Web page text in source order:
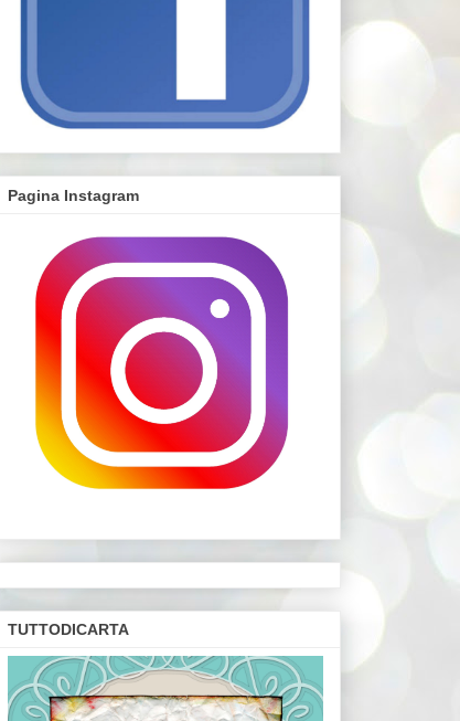
Pagina Instagram
TUTTODICARTA